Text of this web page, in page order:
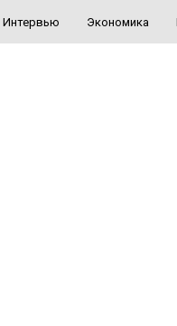
Интервью Экономика